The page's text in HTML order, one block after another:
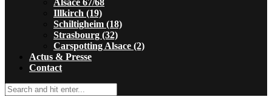
Alsace 67/68
Illkirch (19)
Schiltigheim (18)
Strasbourg (32)
Carspotting Alsace (2)
Actus & Presse
Contact